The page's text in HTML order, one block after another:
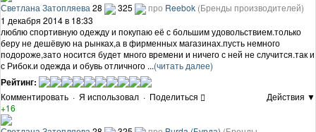
Светлана Затопляева 28 325 про Reebok (Бренды производителей)
1 декабря 2014 в 18:33
люблю спортивную одежду и покупаю её с большим удовольствием.только
беру не дешёвую на рынках,а в фирменных магазинах.пусть немного
подороже,зато носится будет много времени и ничего с ней не случится.так и
с Рибок.и одежда и обувь отличного ...(читать далее)
Рейтинг:
Комментировать · Я использовал · Поделиться
Действия ▼
+16